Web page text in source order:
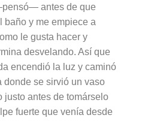
antes de que
baño y me empiece a
le gusta hacer y
desvelando. Así que
encendió la luz y caminó
donde se sirvió un vaso
justo antes de tomárselo
fuerte que venía desde